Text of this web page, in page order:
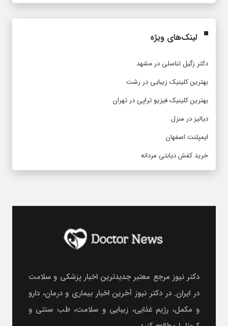
لینک‌های ویژه
دکتر زگیل تناسلی در مشهد
بهترین کلینیک زیبایی در رشت
بهترین کلینیک فیزیو تراپی در تهران
دیالیز در منزل
ایمپلنت اصفهان
خرید کفش دیابتی مردانه
دکتر نیوز مرجع معتبر جدیدترین اخبار پزشکی و سلامت
در ایران. در دکتر نیوز آخرین اخبار بیماری و درمان، دارو
و مکمل، رژیم غذایی، زیبایی و سلامت، طب سنتی و